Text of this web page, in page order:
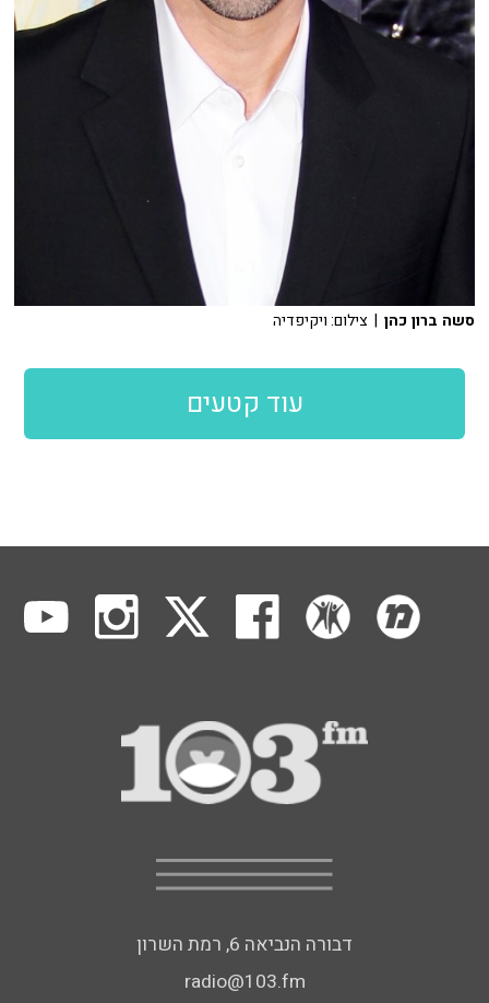
סשה ברון כהן | צילום: ויקיפדיה
עוד קטעים
דבורה הנביאה 6, רמת השרון
radio@103.fm